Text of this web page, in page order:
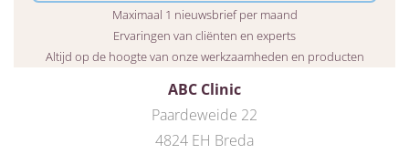
ABC Clinic
Paardeweide 22
4824 EH Breda
Maximaal 1 nieuwsbrief per maand
Ervaringen van cliënten en experts
Altijd op de hoogte van onze werkzaamheden en producten